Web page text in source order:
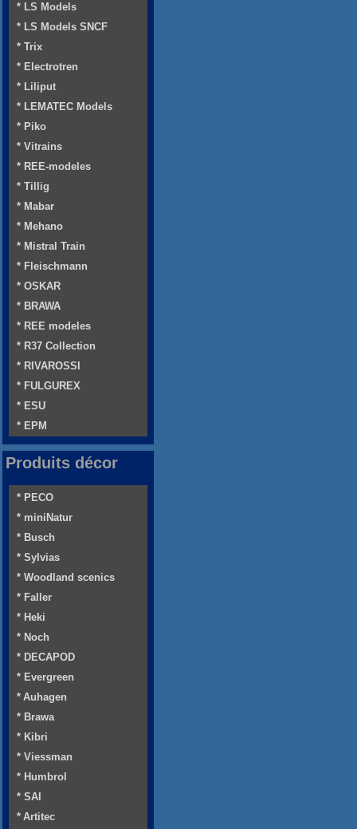
* LS Models
* LS Models SNCF
* Trix
* Electrotren
* Liliput
* LEMATEC Models
* Piko
* Vitrains
* REE-modeles
* Tillig
* Mabar
* Mehano
* Mistral Train
* Fleischmann
* OSKAR
* BRAWA
* REE modeles
* R37 Collection
* RIVAROSSI
* FULGUREX
* ESU
* EPM
Produits décor
* PECO
* miniNatur
* Busch
* Sylvias
* Woodland scenics
* Faller
* Heki
* Noch
* DECAPOD
* Evergreen
* Auhagen
* Brawa
* Kibri
* Viessman
* Humbrol
* SAI
* Artitec